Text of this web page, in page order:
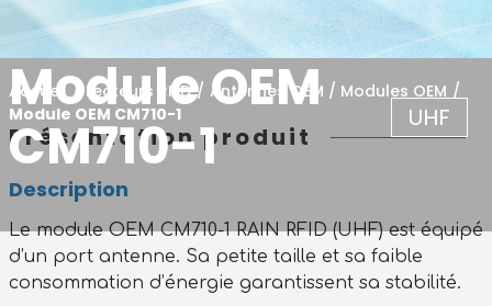
Accueil / Lecteurs RFID / Antennes OEM / Modules OEM /
Module OEM CM710-1
Module OEM
CM710-1
UHF
Présentation produit
Description
Le module OEM CM710-1 RAIN RFID (UHF) est équipé
d’un port antenne. Sa petite taille et sa faible
consommation d’énergie garantissent sa stabilité.